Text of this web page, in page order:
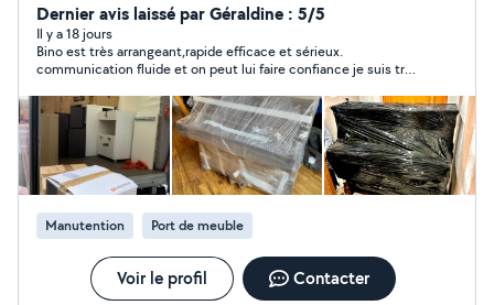
téléphone ( SMS ou appel ) Via mon numéro téléphone
affiché sur mon profil je suis disponible à tout moment.
Au plaisir. PS ; ATTENTION étant une personne polie et
courtois avec tous les voisins. les personnes qui
mettent des mauvais avis à 1-2-3-4 sans raisons, sans
fondement sans prestation qui diminuent ( les
pourcentages de mes nombreux bons avis) juste pour
déverser leurs haines et frustrations ne seront pas
tolérés votre profil sera massivement signalée et bannit
de la plate-forme Allôvoisin pour comportement haineux
abusif et inapproprié vous êtes prévenus.
Dernier avis laissé par Géraldine : 5/5
Il y a 18 jours
Bino est très arrangeant,rapide efficace et sérieux.
communication fluide et on peut lui faire confiance je suis très
beaucoup
Manutention Port de meuble
Voir le profil Contacter